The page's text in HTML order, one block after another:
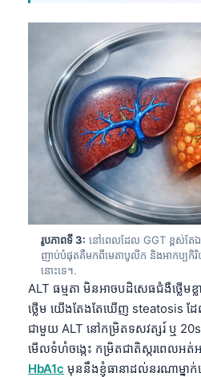
រូបភាពទី 3: នៅពេលដែល GGT ខ្ពស់តែ
ញាប់បំផុតគឺមកពីមេតាបូលីក និងអាកប្បកិរិយ
នោះទេ។.
ALT ធម្មតា មិនអាចបដិសេធជំងឺថ្លើម
ថ្លើម យើងតែងតែឃើញ steatosis
ជាមួយ ALT នៅកម្រិតទសវត្សរ៍ ឬ
មើលទំហំចង្កេះ កម្រិតជាតិស្ករពេលអត់
HbA1c មុននឹងខ្ញុំធានាដល់នរណាម្នា